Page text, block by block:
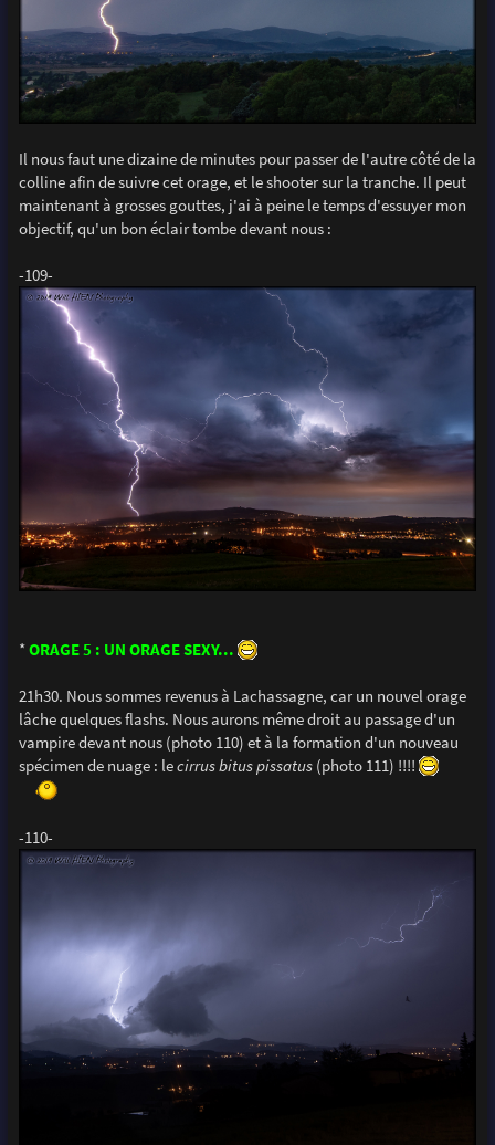
Il nous faut une dizaine de minutes pour passer de l'autre côté de la
colline afin de suivre cet orage, et le shooter sur la tranche. Il peut
maintenant à grosses gouttes, j'ai à peine le temps d'essuyer mon
objectif, qu'un bon éclair tombe devant nous :
-109-
*ORAGE 5 : UN ORAGE SEXY...
21h30. Nous sommes revenus à Lachassagne, car un nouvel orage
lâche quelques flashs. Nous aurons même droit au passage d'un
vampire devant nous (photo 110) et à la formation d'un nouveau
spécimen de nuage : lecirrus bitus pissatus(photo 111) !!!!
-110-